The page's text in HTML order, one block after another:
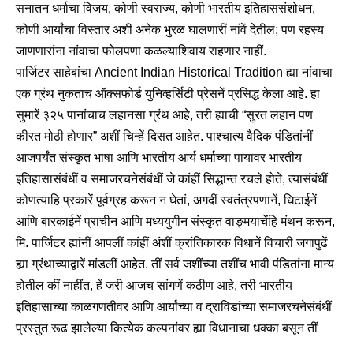
सनातन धर्माचा विजय, कोणी स्वराज्य, कोणी भारतीय इतिहाससंशोधन,
कोणी आर्यांचा विस्तार अशीं अनेक भुरळ घालणारीं नांवें देतील; पण रहस्य
जाणणारांना नांवाचा फोलपणा कळल्याशिवाय राहणार नाहीं.
पार्जिटर साहेबांचा Ancient Indian Historical Tradition ह्या नांवाचा
एक ग्रंथ नुकताच ऑक्सफोर्ड युनिव्हर्सिटी प्रेसनें प्रसिद्ध केला आहे. हा
सुमारें ३२५ पानांचाच लहानसा ग्रंथ आहे, तरी ह्याची “सुरत लहान पण
कीरत मोठी होणार” अशीं चिन्हें दिसत आहेत. पाश्चात्य वैदिक पंडितांनीं
आजपर्यंत संस्कृत भाषा आणि भारतीय आर्य धर्माच्या पायावर भारतीय
इतिहासासंबंधीं व समाजरचनेसंबंधीं जे कांहीं सिद्धान्त रचले होते, त्यासंबंधीं
कोणत्याहि प्रकारें पूर्वग्रह करून न घेतां, अगदीं स्वतंत्रपणानें, धिटाईनें
आणि बारकाईनें प्राचीन आणि मध्ययुगीन संस्कृत वाङ्मयाचेंहि मंथन करून,
मि. पार्जिटर ह्यांनीं आपलीं कांहीं अंशीं क्रांतिकारक विधानें विचारी जगापुढें
ह्या ग्रंथाच्याद्वारें मांडलीं आहेत. तीं सर्व जशींच्या तशींच भावी पंडितांना मान्य
होतील कीं नाहींत, हें जरी आजच सांगणें कठीण आहे, तरी भारतीय
इतिहासाच्या काळगणतीवर आणि आर्यांच्या व द्राविडांच्या समाजरचनेसंबंधीं
प्रस्तुत रूढ झालेल्या कित्येक कल्पनांवर ह्या विधानाचा धक्का बसून तीं